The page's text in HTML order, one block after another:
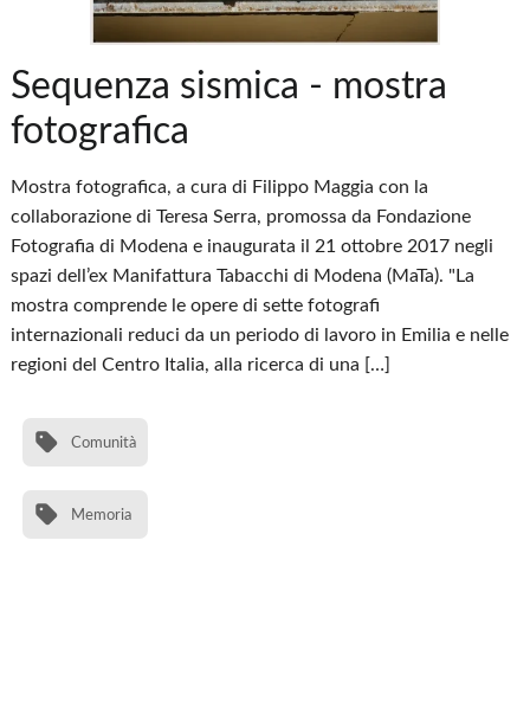
Sequenza sismica - mostra
fotografica
Mostra fotografica, a cura di Filippo Maggia con la
collaborazione di Teresa Serra, promossa da Fondazione
Fotografia di Modena e inaugurata il 21 ottobre 2017 negli
spazi dell’ex Manifattura Tabacchi di Modena (MaTa). "La
mostra comprende le opere di sette fotografi
internazionali reduci da un periodo di lavoro in Emilia e nelle
regioni del Centro Italia, alla ricerca di una […]
Comunità
Memoria